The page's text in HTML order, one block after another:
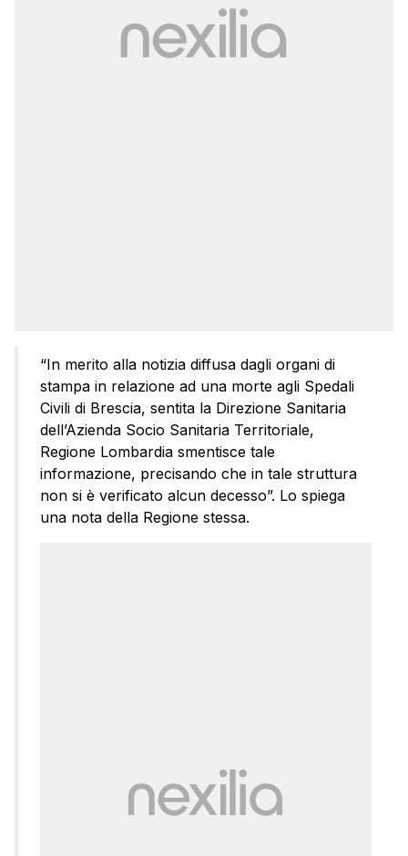
“In merito alla notizia diffusa dagli organi di
stampa in relazione ad una morte agli Spedali
Civili di Brescia, sentita la Direzione Sanitaria
dell’Azienda Socio Sanitaria Territoriale,
Regione Lombardia smentisce tale
informazione, precisando che in tale struttura
non si è verificato alcun decesso”. Lo spiega
una nota della Regione stessa.